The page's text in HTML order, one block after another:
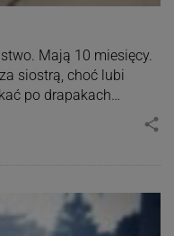
Mają 10 miesięcy.
siostrą, choć lubi
po drapakach…
share